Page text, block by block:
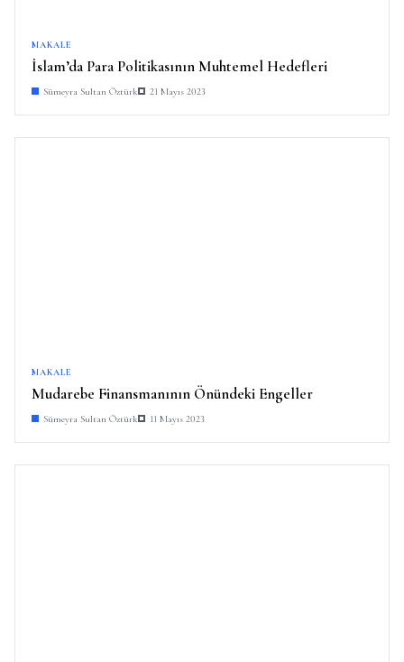
MAKALE
İslam’da Para Politikasının Muhtemel Hedefleri
Sümeyra Sultan Öztürk 21 Mayıs 2023
MAKALE
Mudarebe Finansmanının Önündeki Engeller
Sümeyra Sultan Öztürk 11 Mayıs 2023